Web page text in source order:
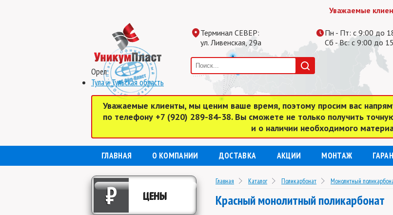
Уважаемые клиенты,
Орел
Тула и Тульская область
Терминал СЕВЕР:
ул. Ливенская, 29а
Пн - Пт: с 9:00 до
Сб - Вс: с 9:00 до
Уважаемые клиенты, мы ценим ваше время, поэтому просим вас
по телефону +7 (920) 289-84-38. Вы сможете не только получить
и о наличии необходимого
ГЛАВНАЯ О КОМПАНИИ ДОСТАВКА АКЦИИ МОНТАЖ
₽ ЦЕНЫ
Главная Каталог Поликарбонат Монолитный
Красный монолитный поликарбонат